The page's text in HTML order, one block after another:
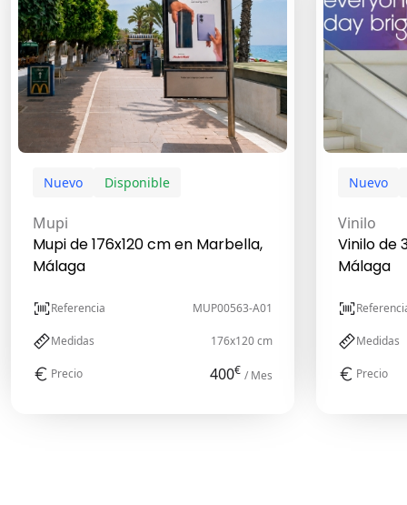
Nuevo Disponible
Mupi
Mupi de 176x120 cm en Marbella,
Málaga
Referencia MUP00563-A01
Medidas 176x120 cm
Precio 400€ / Mes
Nuevo
Vinilo
Vinilo de
Málaga
Medidas
Precio